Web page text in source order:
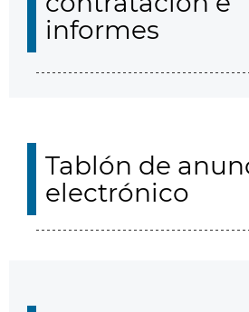
informes
Tablón de
electrónico